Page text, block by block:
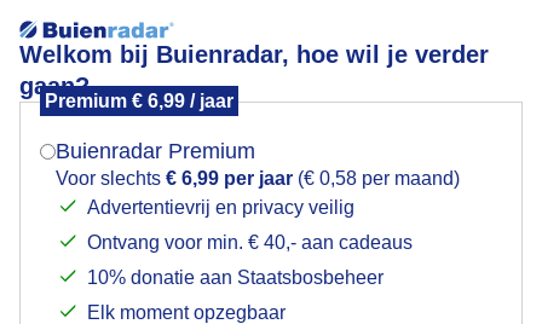
Welkom bij Buienradar, hoe wil je verder
gaan?
Premium € 6,99 / jaar
Buienradar Premium
Voor slechts € 6,99 per jaar (€ 0,58 per maand)
Advertentievrij en privacy veilig
Ontvang voor min. € 40,- aan cadeaus
10% donatie aan Staatsbosbeheer
Elk moment opzegbaar
een ultiem zonnige dag vandaag, mooi voor een
fietstocht
Mogen we je locatie gebruiken voor het
Indien je hier nog geen akkoord op hebt gegeven,
verschijnt er zo een pop-up uit je browser waarin